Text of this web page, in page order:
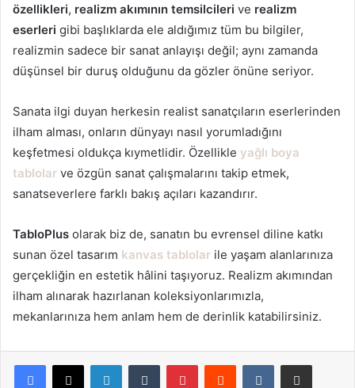
özellikleri, realizm akımının temsilcileri ve realizm
eserleri gibi başlıklarda ele aldığımız tüm bu bilgiler,
realizmin sadece bir sanat anlayışı değil; aynı zamanda
düşünsel bir duruş olduğunu da gözler önüne seriyor.
Sanata ilgi duyan herkesin realist sanatçıların eserlerinden
ilham alması, onların dünyayı nasıl yorumladığını
keşfetmesi oldukça kıymetlidir. Özellikle yağlı boya
tablolar ve özgün sanat çalışmalarını takip etmek,
sanatseverlere farklı bakış açıları kazandırır.
TabloPlus olarak biz de, sanatın bu evrensel diline katkı
sunan özel tasarım kanvas tablolar ile yaşam alanlarınıza
gerçekliğin en estetik hâlini taşıyoruz. Realizm akımından
ilham alınarak hazırlanan koleksiyonlarımızla,
mekanlarınıza hem anlam hem de derinlik katabilirsiniz.